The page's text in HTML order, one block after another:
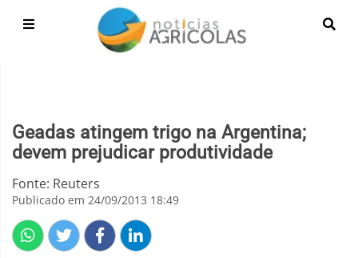
Geadas atingem trigo na Argentina;
devem prejudicar produtividade
Fonte: Reuters
Publicado em 24/09/2013 18:49